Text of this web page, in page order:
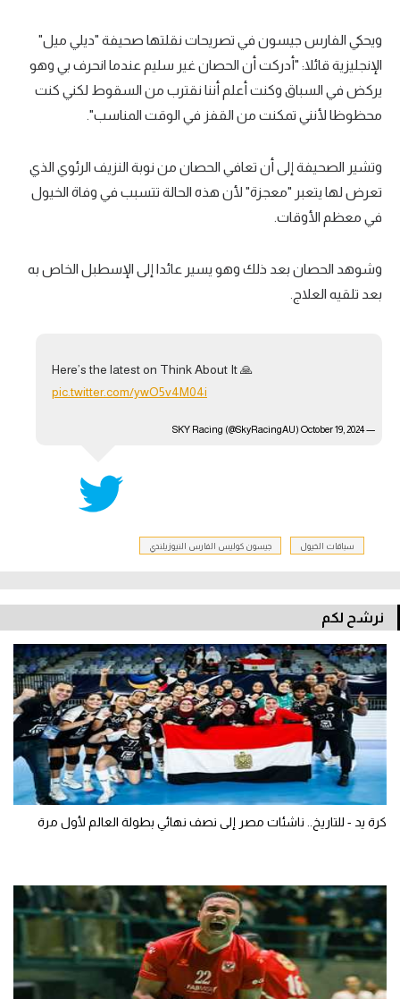
ويحكي الفارس جيسون في تصريحات نقلتها صحيفة "ديلي ميل"
الإنجليزية قائلا: "أدركت أن الحصان غير سليم عندما انحرف بي وهو
يركض في السباق وكنت أعلم أننا نقترب من السقوط لكني كنت
محظوظا لأنني تمكنت من القفز في الوقت المناسب".
وتشير الصحيفة إلى أن تعافي الحصان من نوبة النزيف الرئوي الذي
تعرض لها يتعبر "معجزة" لأن هذه الحالة تتسبب في وفاة الخيول
في معظم الأوقات.
وشوهد الحصان بعد ذلك وهو يسير عائدا إلى الإسطبل الخاص به
بعد تلقيه العلاج.
Here’s the latest on Think About It 🙏
pic.twitter.com/ywO5v4M04i
— SKY Racing (@SkyRacingAU)
October 19, 2024
سباقات الخيول جيسون كوليس الفارس النيوزيلندي
نرشح لكم
كرة يد - للتاريخ.. ناشئات مصر إلى نصف نهائي بطولة العالم لأول مرة